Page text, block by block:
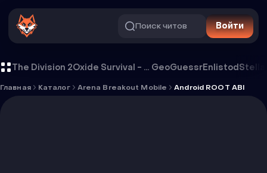
Поиск читов Войти
The Division 2 Oxide Survival - Rust Mobile GeoGuessrEnlistodStella
Главная Каталог Arena Breakout Mobile Android ROOT ABI